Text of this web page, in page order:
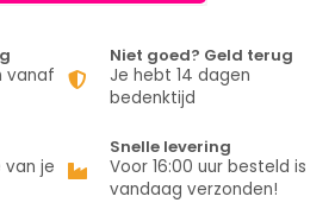
vanaf
Niet goed? Geld terug
Je hebt 14 dagen
bedenktijd
van je
Snelle levering
Voor 16:00 uur besteld is
vandaag verzonden!